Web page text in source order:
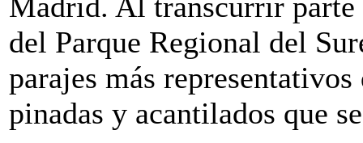
del Parque Regional del
parajes más
pinadas y acantilados que